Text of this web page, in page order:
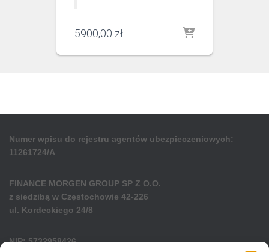
5900,00 zł
Numer wpisu do rejestru agentów ubezpieczeniowych:
11261724/A
FINANCE MORGEN GROUP SP Z O.O.
z siedzibą w Częstochowie 42-226
ul. Kordeckiego 24/8
NIP: 5732958426